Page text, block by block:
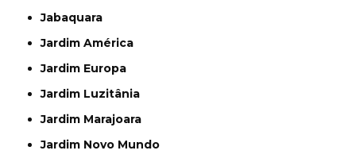
Jabaquara
Jardim América
Jardim Europa
Jardim Luzitânia
Jardim Marajoara
Jardim Novo Mundo